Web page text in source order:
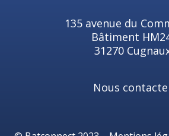
135 avenue du
Bâtiment
31270
Nous